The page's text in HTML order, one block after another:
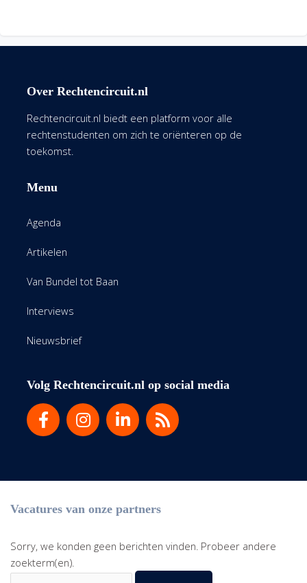
Over Rechtencircuit.nl
Rechtencircuit.nl biedt een platform voor alle
rechtenstudenten om zich te oriënteren op de
toekomst.
Menu
Agenda
Artikelen
Van Bundel tot Baan
Interviews
Nieuwsbrief
Volg Rechtencircuit.nl op social media
Vacatures van onze partners
Sorry, we konden geen berichten vinden. Probeer andere
zoekterm(en).
Zoek